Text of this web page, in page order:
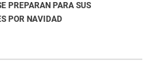
PREPARAN PARA SUS
POR NAVIDAD